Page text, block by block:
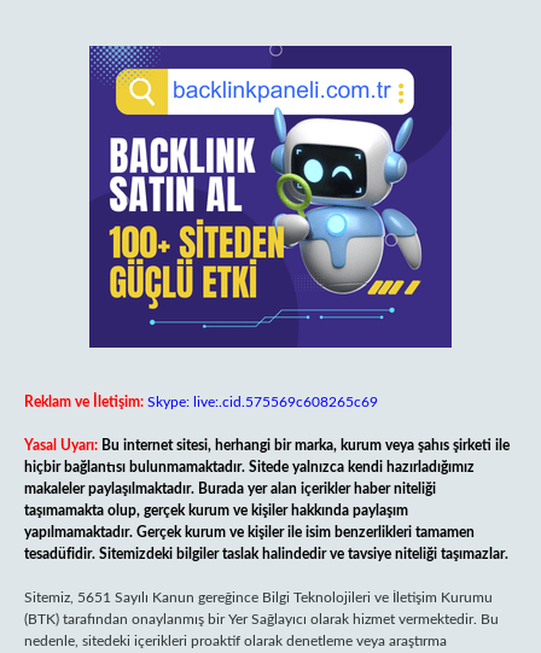
Reklam ve İletişim: Skype: live:.cid.575569c608265c69
Yasal Uyarı: Bu internet sitesi, herhangi bir marka, kurum veya şahıs şirketi ile
hiçbir bağlantısı bulunmamaktadır. Sitede yalnızca kendi hazırladığımız
makaleler paylaşılmaktadır. Burada yer alan içerikler haber niteliği
taşımamakta olup, gerçek kurum ve kişiler hakkında paylaşım
yapılmamaktadır. Gerçek kurum ve kişiler ile isim benzerlikleri tamamen
tesadüfidir. Sitemizdeki bilgiler taslak halindedir ve tavsiye niteliği taşımazlar.
Sitemiz, 5651 Sayılı Kanun gereğince Bilgi Teknolojileri ve İletişim Kurumu
(BTK) tarafından onaylanmış bir Yer Sağlayıcı olarak hizmet vermektedir. Bu
nedenle, sitedeki içerikleri proaktif olarak denetleme veya araştırma